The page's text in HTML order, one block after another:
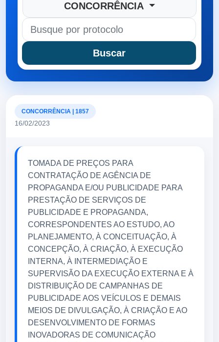
CONCORRÊNCIA
Buscar
CONCORRÊNCIA | 1857
16/02/2023
TOMADA DE PREÇOS PARA
CONTRATAÇÃO DE AGÊNCIA DE
PROPAGANDA E/OU PUBLICIDADE PARA
PRESTAÇÃO DE SERVIÇOS DE
PUBLICIDADE E PROPAGANDA,
CORRESPONDENTES AO ESTUDO, AO
PLANEJAMENTO, À CONCEITUAÇÃO, À
CONCEPÇÃO, À CRIAÇÃO, À EXECUÇÃO
INTERNA, À INTERMEDIAÇÃO E
SUPERVISÃO DA EXECUÇÃO EXTERNA E À
DISTRIBUIÇÃO DE CAMPANHAS DE
PUBLICIDADE AOS VEÍCULOS E DEMAIS
MEIOS DE DIVULGAÇÃO, À CRIAÇÃO E AO
DESENVOLVIMENTO DE FORMAS
INOVADORAS DE COMUNICAÇÃO